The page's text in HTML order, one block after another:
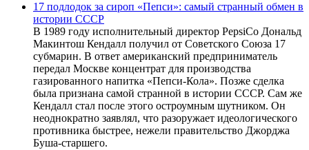
17 подлодок за сироп «Пепси»: самый странный обмен в
истории СССР
В 1989 году исполнительный директор PepsiCo Дональд
Макинтош Кендалл получил от Советского Союза 17
субмарин. В ответ американский предприниматель
передал Москве концентрат для производства
газированного напитка «Пепси-Кола». Позже сделка
была признана самой странной в истории СССР. Сам же
Кендалл стал после этого остроумным шутником. Он
неоднократно заявлял, что разоружает идеологического
противника быстрее, нежели правительство Джорджа
Буша-старшего.